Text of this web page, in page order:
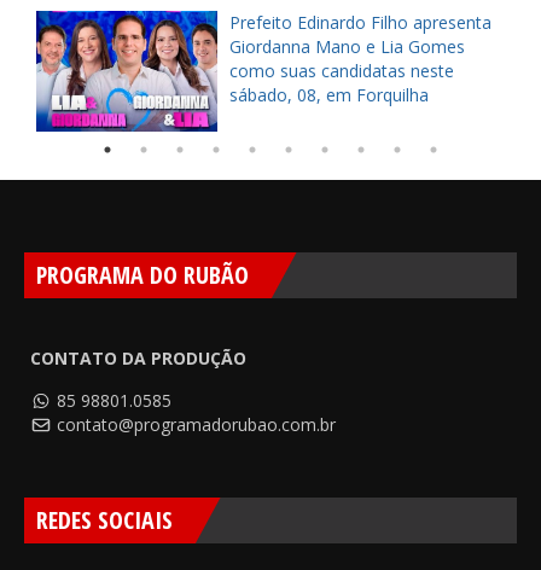
Prefeito Edinardo Filho apresenta
Giordanna Mano e Lia Gomes
como suas candidatas neste
sábado, 08, em Forquilha
PROGRAMA DO RUBÃO
CONTATO DA PRODUÇÃO
85 98801.0585
contato@programadorubao.com.br
REDES SOCIAIS